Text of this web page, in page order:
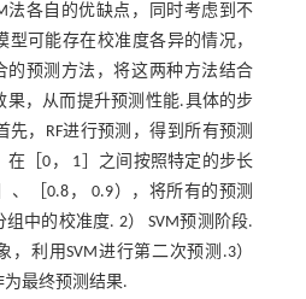
法各自的优缺点，同时考虑到不
型可能存在校准度各异的情况，
的预测方法，将这两种方法结合
果，从而提升预测性能.具体的步
先，RF进行预测，得到所有预测
在［0， 1］之间按照特定的步长
、［0.8， 0.9），将所有的预测
中的校准度. 2） SVM预测阶段.
利用SVM进行第二次预测.3）
最终预测结果.